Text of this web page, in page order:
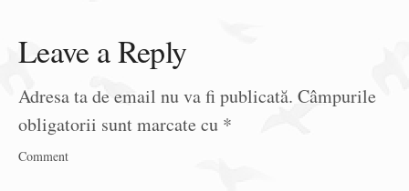
Leave a Reply
Adresa ta de email nu va fi publicată. Câmpurile
obligatorii sunt marcate cu *
Comment